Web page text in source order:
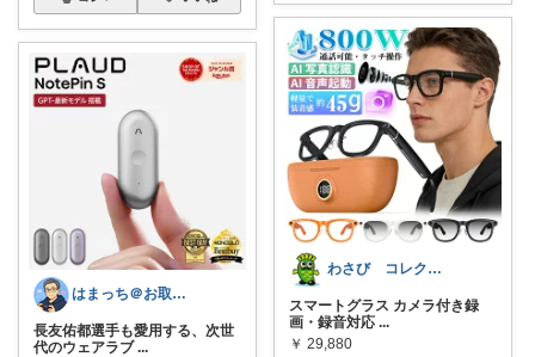
はまっち＠お取り寄せ・便利グッズ・ゲーム
長友佑都選手も愛用する、次世
代のウェアラブ ...
わさび コレクションもご利用ください
スマートグラス カメラ付き録
画・録音対応 ...
￥ 29,880